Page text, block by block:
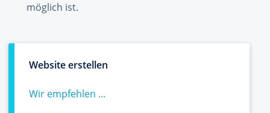
möglich ist.
Website erstellen
Wir empfehlen ...